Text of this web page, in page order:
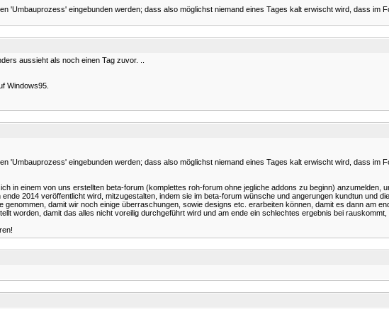
'Umbauprozess' eingebunden werden; dass also möglichst niemand eines Tages kalt erwischt wird, dass im
aussieht als noch einen Tag zuvor. ..
Windows95.
'Umbauprozess' eingebunden werden; dass also möglichst niemand eines Tages kalt erwischt wird, dass im
in einem von uns erstellten beta-forum (komplettes roh-forum ohne jegliche addons zu beginn) anzumelden,
2014 veröffentlicht wird, mitzugestalten, indem sie im beta-forum wünsche und angerungen kundtun und
damit wir noch einige überraschungen, sowie designs etc. erarbeiten können, damit es dann am
worden, damit das alles nicht voreilig durchgeführt wird und am ende ein schlechtes ergebnis bei rauskommt,